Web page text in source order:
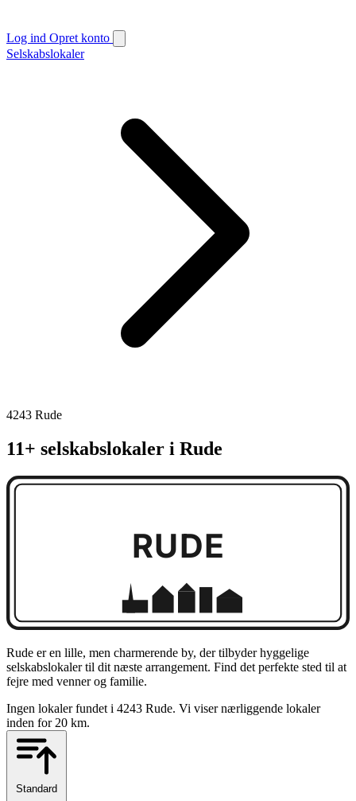
Log ind Opret konto
Selskabslokaler
4243 Rude
11+ selskabslokaler i Rude
RUDE
Rude er en lille, men charmerende by, der tilbyder hyggelige
selskabslokaler til dit næste arrangement. Find det perfekte sted til at
fejre med venner og familie.
Ingen lokaler fundet i 4243 Rude. Vi viser nærliggende lokaler
inden for 20 km.
Standard